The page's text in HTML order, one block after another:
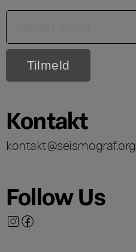
Kontakt
kontakt@seismograf.org
Follow Us